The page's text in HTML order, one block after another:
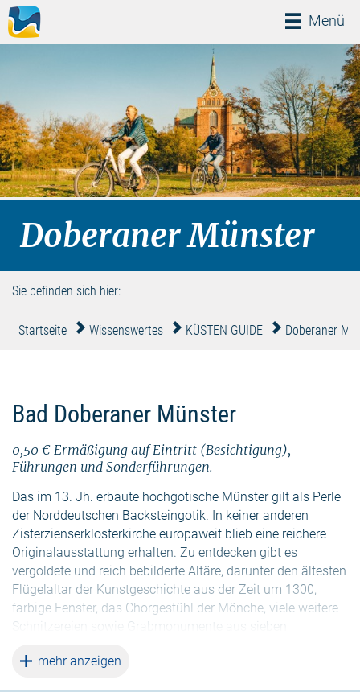
Menü
Menü
Doberaner Münster
Sie befinden sich hier:
Startseite Wissenswertes KÜSTEN GUIDE Doberaner
Bad Doberaner Münster
0,50 € Ermäßigung auf Eintritt (Besichtigung),
Führungen und Sonderführungen.
Das im 13. Jh. erbaute hochgotische Münster gilt als Perle
der Norddeutschen Backsteingotik. In keiner anderen
Zisterzienserklosterkirche europaweit blieb eine reichere
Originalausstattung erhalten. Zu entdecken gibt es
vergoldete und reich bebilderte Altäre, darunter den ältesten
Flügelaltar der Kunstgeschichte aus der Zeit um 1300,
farbige Fenster, das Chorgestühl der Mönche, viele weitere
Schnitzereien sowie Grabmonumente aus sieben
Münsterführung eingeladen. Mit einer Sonderführung geht
weiterlesen
mehr anzeigen